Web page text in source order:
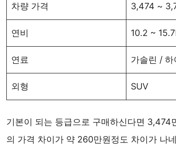
차량 가격 3,474 ~
연비 10.2 ~
연료 가솔린 / 하
외형 SUV
기본이 되는 등급으로 구매하신다면
의 가격 차이가 약 260만원정도 차이가 나